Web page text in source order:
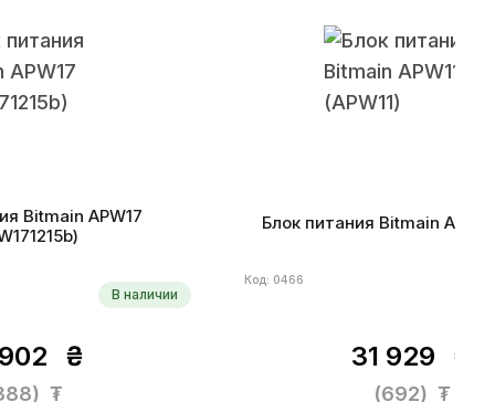
Bitmain APW17
В наличии
₴
₮
Блок питания Bitmain APW11
Код: 0466
31 929 ₴
(692) ₮